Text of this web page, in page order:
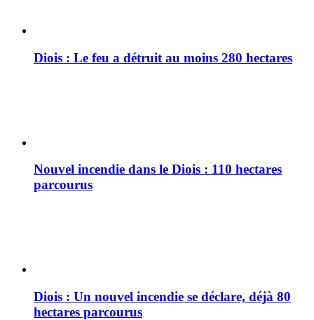
Diois : Le feu a détruit au moins 280 hectares
Nouvel incendie dans le Diois : 110 hectares
parcourus
Diois : Un nouvel incendie se déclare, déjà 80
hectares parcourus